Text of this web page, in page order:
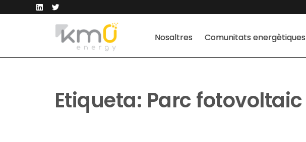
Nosaltres Comunitats energètiques
Etiqueta: Parc fotovoltaic